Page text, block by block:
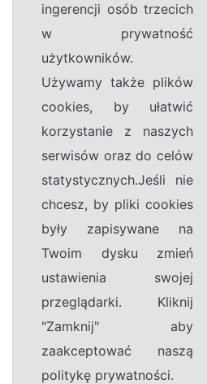
ingerencji osób trzecich
w prywatność
użytkowników.
Używamy także plików
cookies, by ułatwić
korzystanie z naszych
serwisów oraz do celów
statystycznych.Jeśli nie
chcesz, by pliki cookies
były zapisywane na
Twoim dysku zmień
ustawienia swojej
przeglądarki. Kliknij
"Zamknij" aby
zaakceptować naszą
politykę prywatności.